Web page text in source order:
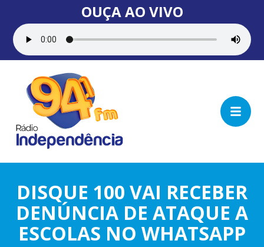
OUÇA AO VIVO
DISQUE 100 VAI RECEBER
DENÚNCIA DE ATAQUE A
ESCOLAS NO WHATSAPP